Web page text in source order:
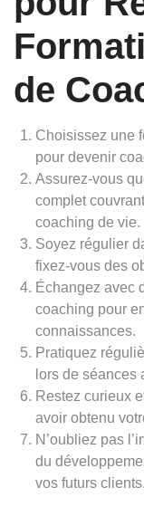
de
Choisissez une
pour devenir
Assurez-vous
complet
coaching de vie.
Soyez régulier
fixez-vous des
Échangez avec
coaching pour
connaissances.
Pratiquez
lors de séances
Restez curieux
avoir obtenu
N’oubliez pas
du
vos futurs clients.